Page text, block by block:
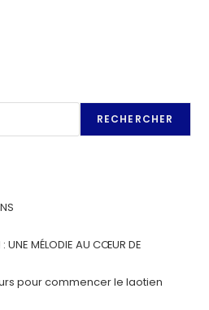
RECHERCHER
: UNE MÉLODIE AU CŒUR DE
pour commencer le laotien